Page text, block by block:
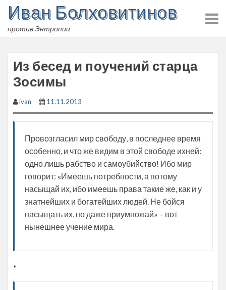
Skip
content
Иван Болховитинов
против Энтропии
Из бесед и поучений старца
Зосимы
ivan 11.11.2013
Провозгласил мир свободу, в последнее время
особенно, и что же видим в этой свободе ихней:
одно лишь рабство и самоубийство! Ибо мир
говорит: «Имеешь потребности, а потому
насыщай их, ибо имеешь права такие же, как и у
знатнейших и богатейших людей. Не бойся
насыщать их, но даже приумножай» – вот
нынешнее учение мира.
*